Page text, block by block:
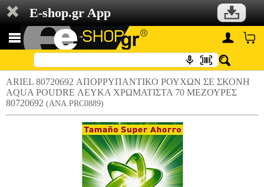
E-shop.gr App
ARIEL 80720692 ΑΠΟΡΡΥΠΑΝΤΙΚΟ ΡΟΥΧΩΝ ΣΕ ΣΚΟΝΗ
AQUA POUDRE ΛΕΥΚΑ ΧΡΩΜΑΤΙΣΤΑ 70 ΜΕΖΟΥΡΕΣ
80720692 (ANA.PRC0889)